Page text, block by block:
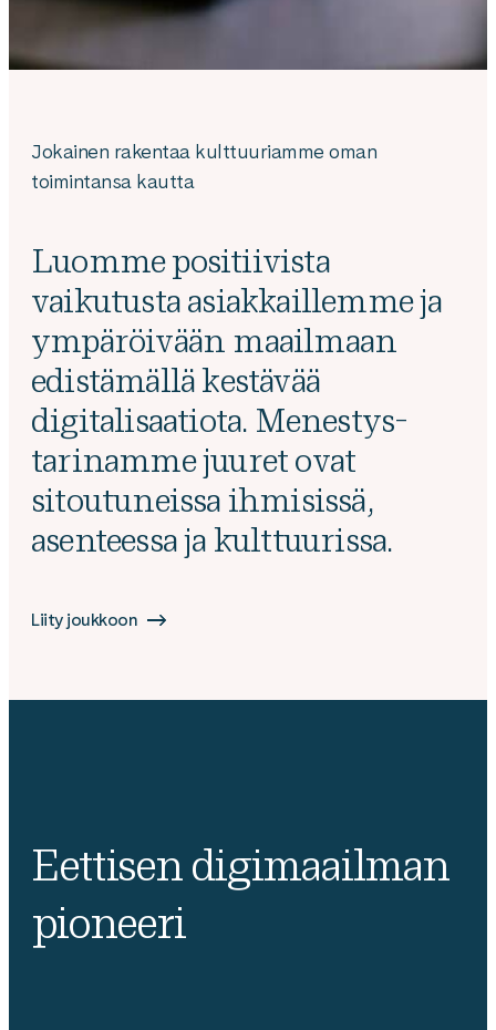
Jokainen rakentaa kulttuuriamme oman
toimintansa kautta
Luomme positiivista
vaikutusta asiak­kaillemme ja
ympäröivään maailmaan
edistämällä kestävää
digitalisaatiota. Menestys­
tarinamme juuret ovat
sitoutu­neissa ihmisissä,
asenteessa ja kulttuurissa.
Liity joukkoon
Eettisen digimaailman
pioneeri